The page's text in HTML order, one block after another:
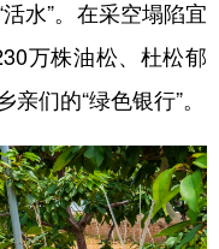
水”。在采空塌陷宜
万株油松、杜松郁
们的“绿色银行”。